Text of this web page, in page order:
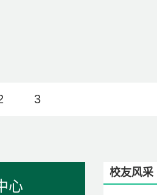
3
心
校友风采